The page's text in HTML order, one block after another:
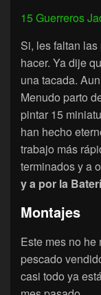
15 Guerreros
Si, les faltan
hacer. Ya dije
una tacada.
Menudo parto
pintar 15
han hecho
trabajo más
terminados y a
y a por la
Montajes
Este mes no he
pescado
casi todo ya